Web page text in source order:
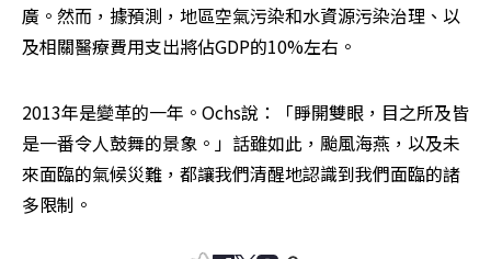
廣。然而，據預測，地區空氣污染和水資源污染治理、以
及相關醫療費用支出將佔GDP的10%左右。
2013年是變革的一年。Ochs說：「睜開雙眼，目之所及皆
是一番令人鼓舞的景象。」話雖如此，颱風海燕，以及未
來面臨的氣候災難，都讓我們清醒地認識到我們面臨的諸
多限制。